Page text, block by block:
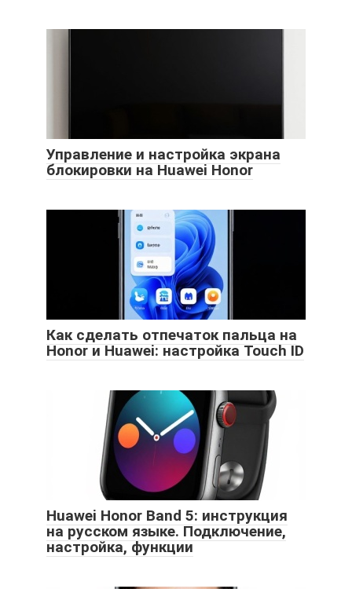
Управление и настройка экрана
блокировки на Huawei Honor
Как сделать отпечаток пальца на
Honor и Huawei: настройка Touch ID
Huawei Honor Band 5: инструкция
на русском языке. Подключение,
настройка, функции